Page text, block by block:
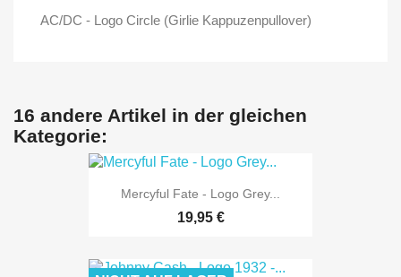
AC/DC - Logo Circle (Girlie Kappuzenpullover)
16 andere Artikel in der gleichen
Kategorie:
Mercyful Fate - Logo Grey...
19,95 €